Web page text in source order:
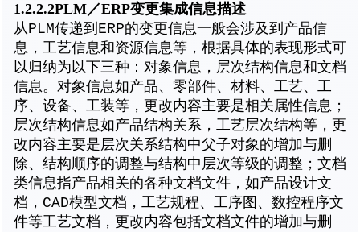
1.2.2.2PLM／ERP变更集成信息描述
从PLM传递到ERP的变更信息一般会涉及到产品信
息，工艺信息和资源信息等，根据具体的表现形式可
以归纳为以下三种：对象信息，层次结构信息和文档
信息。对象信息如产品、零部件、材料、工艺、工
序、设备、工装等，更改内容主要是相关属性信息；
层次结构信息如产品结构关系，工艺层次结构等，更
改内容主要是层次关系结构中父子对象的增加与删
除、结构顺序的调整与结构中层次等级的调整；文档
类信息指产品相关的各种文档文件，如产品设计文
档，CAD模型文档，工艺规程、工序图、数控程序文
件等工艺文档，更改内容包括文档文件的增加与删